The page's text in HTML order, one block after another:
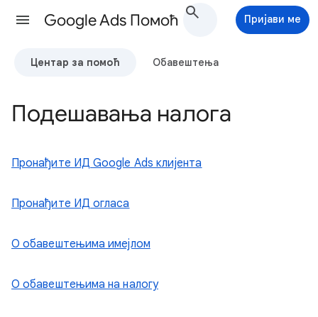
Google Ads Помоћ Пријави ме
Центар за помоћ Обавештења
Подешавања налога
Пронађите ИД Google Ads клијента
Пронађите ИД огласа
О обавештењима имејлом
О обавештењима на налогу